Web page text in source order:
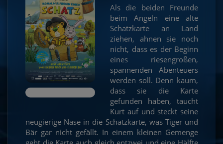
Als die beiden Freunde
beim Angeln eine alte
Schatzkarte an Land
ziehen, ahnen sie noch
nicht, dass es der Beginn
eines riesengroßen,
spannenden Abenteuers
werden soll. Denn kaum,
dass sie die Karte
gefunden haben, taucht
Kurt auf und steckt seine
neugierige Nase in die Schatzkarte, was Tiger und
Bär gar nicht gefällt. In einem kleinen Gemenge